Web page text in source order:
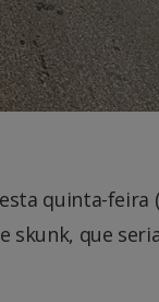
quinta-feira
skunk, que